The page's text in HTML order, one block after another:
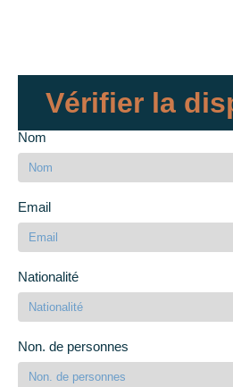
Vérifier la
Nom
Email
Nationalité
Non. de personnes